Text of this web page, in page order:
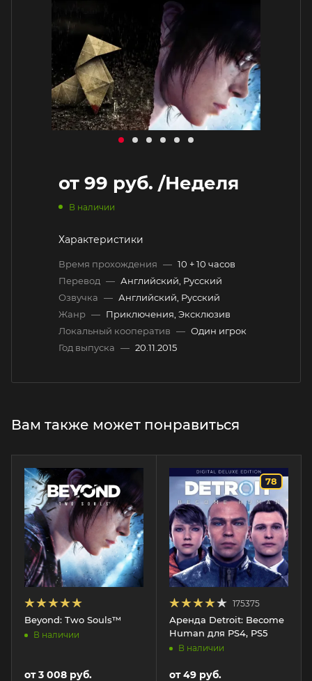
от 99 руб. /Неделя
В наличии
Характеристики
Время прохождения — 10 + 10 часов
Перевод — Английский, Русский
Озвучка — Английский, Русский
Жанр — Приключения, Эксклюзив
Локальный кооператив — Один игрок
Год выпуска — 20.11.2015
Вам также может понравиться
Beyond: Two Souls™
В наличии
от3 008 руб.
78
175375
Аренда Detroit: Become
Human для PS4, PS5
В наличии
от49 руб.